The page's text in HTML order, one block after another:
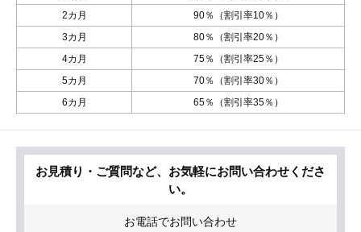
2カ月
90％（割引率10％）
3カ月
80％（割引率20％）
4カ月
75％（割引率25％）
5カ月
70％（割引率30％）
6カ月
65％（割引率35％）
お見積り・ご質問など、お気軽にお問い合わせくださ
い。
お電話でお問い合わせ